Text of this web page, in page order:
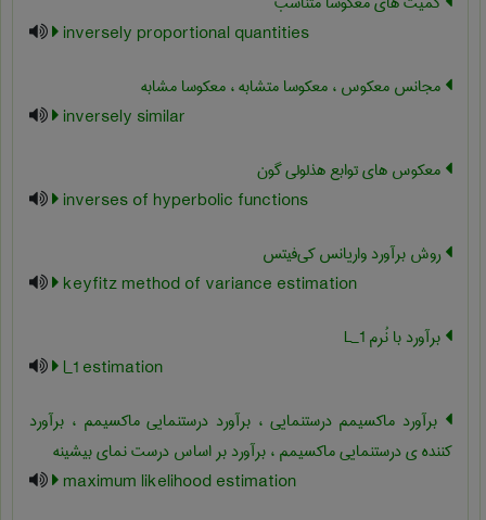
inversely proportional quantities
مجانس معکوس ، معکوسا متشابه ، معکوسا مشابه
inversely similar
معکوس های توابع هذلولی گون
inverses of hyperbolic functions
روش برآورد واریانس کی‌فیتس
keyfitz method of variance estimation
برآورد با نُرم L‌_1
l_1 estimation
برآورد ماکسیمم درستنمایی ، برآورد درستنمایی ماکسیمم ، برآورد
کننده ی درستنمایی ماکسیمم ، برآورد بر اساس درست نمای بیشینه
maximum likelihood estimation